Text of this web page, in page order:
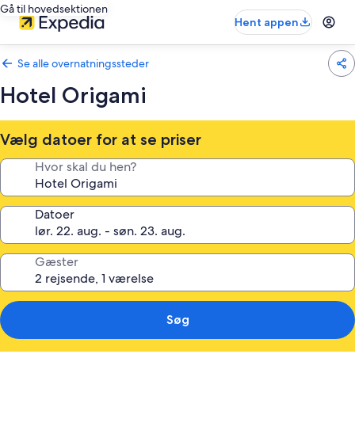
Gå til hovedsektionen
Hent appen
Se alle overnatningssteder
Hotel Origami
Vælg datoer for at se priser
Hvor skal du hen?
Datoer
Gæster
Søg